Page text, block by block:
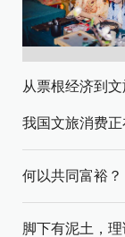
我国文旅消费
何以共同富裕？
脚下有泥土，